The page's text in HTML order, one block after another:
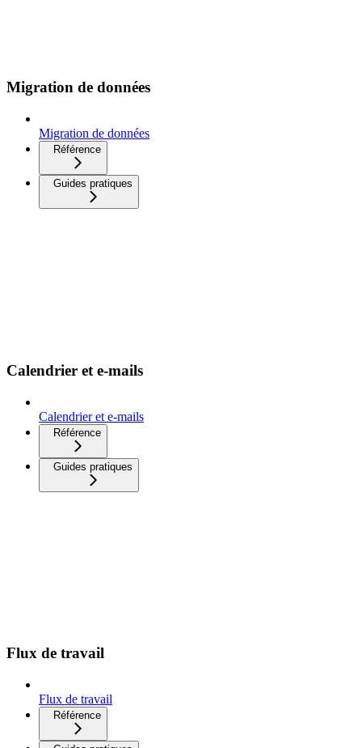
Migration de données
Migration de données
Référence
Guides pratiques
Calendrier et e-mails
Calendrier et e-mails
Référence
Guides pratiques
Flux de travail
Flux de travail
Référence